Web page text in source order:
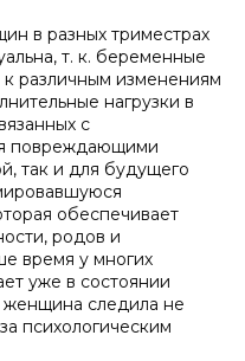
в разных триместрах
т. к. беременные
различным изменениям
нагрузки в
с
повреждающими
так и для будущего
обеспечивает
родов и
время у многих
уже в состоянии
женщина следила не
психологическим